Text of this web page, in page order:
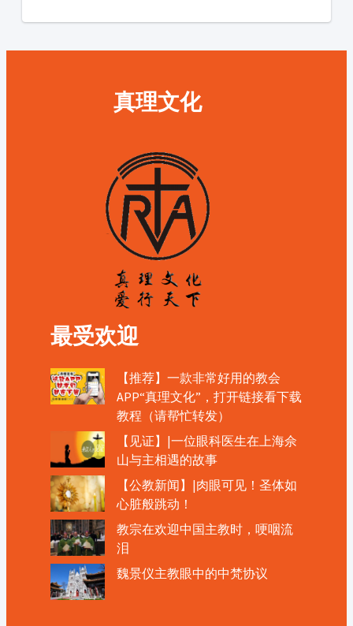
真理文化
最受欢迎
【推荐】一款非常好用的教会
APP“真理文化”，打开链接看下载
教程（请帮忙转发）
【见证】|一位眼科医生在上海佘
山与主相遇的故事
【公教新闻】|肉眼可见！圣体如
心脏般跳动！
教宗在欢迎中国主教时，哽咽流
泪
魏景仪主教眼中的中梵协议